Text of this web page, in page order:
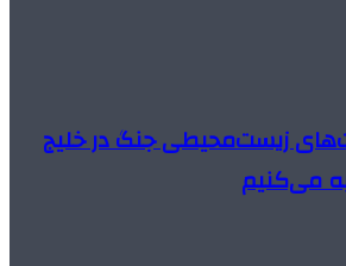
زیست‌محیطی جنگ در خلیج
می‌کنیم